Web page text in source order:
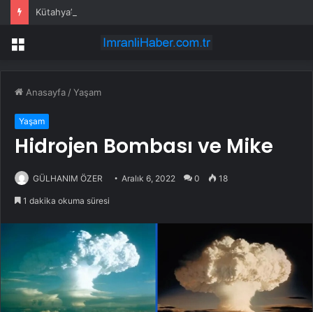
Kütahya’da Kurban Bayramı Denetimleri
Menü
Anasayfa /Yaşam
Yaşam
Hidrojen Bombası ve Mike
GÜLHANIM ÖZER Aralık 6, 2022 0 18
1 dakika okuma süresi